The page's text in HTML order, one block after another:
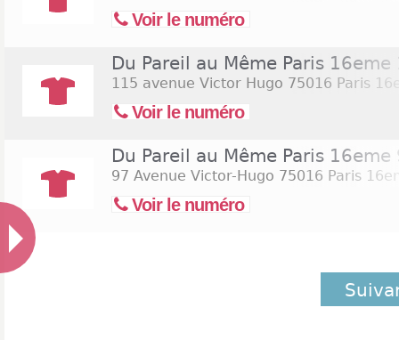
Voir le numéro
Du Pareil au Même Paris
115 avenue Victor Hugo 75016 Paris
Voir le numéro
Du Pareil au Même Paris
97 Avenue Victor-Hugo 75016 Paris
Voir le numéro